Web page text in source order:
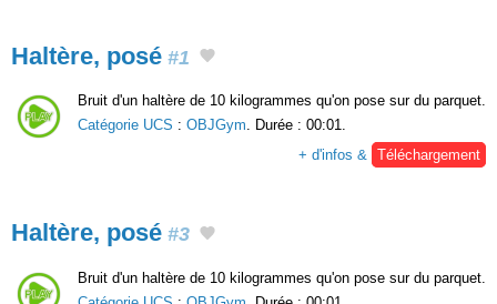
Haltère, posé #1
Bruit d'un haltère de 10 kilogrammes qu'on pose sur du parquet.
Catégorie UCS : OBJGym. Durée : 00:01.
+ d'infos & Téléchargement
Haltère, posé #3
Bruit d'un haltère de 10 kilogrammes qu'on pose sur du parquet.